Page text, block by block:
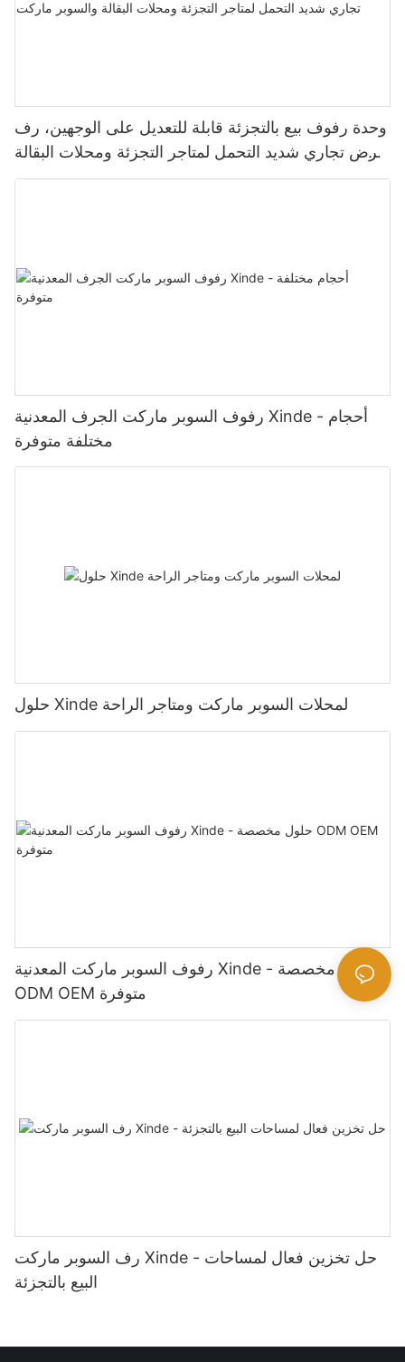
وحدة رفوف بيع بالتجزئة قابلة للتعديل على الوجهين، رف
عرض تجاري شديد التحمل لمتاجر التجزئة ومحلات البقالة
والسوبر ماركت
رفوف السوبر ماركت الجرف المعدنية Xinde - أحجام
مختلفة متوفرة
حلول Xinde لمحلات السوبر ماركت ومتاجر الراحة
رفوف السوبر ماركت المعدنية Xinde - حلول مخصصة
ODM OEM متوفرة
رف السوبر ماركت Xinde - حل تخزين فعال لمساحات
البيع بالتجزئة